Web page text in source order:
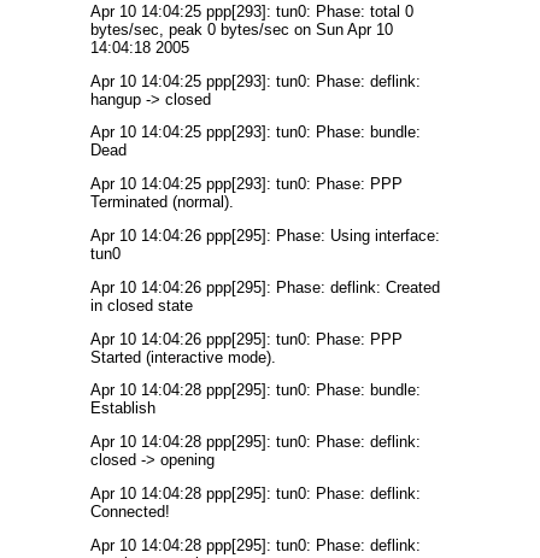
Apr 10 14:04:25 ppp[293]: tun0: Phase: total 0
bytes/sec, peak 0 bytes/sec on Sun Apr 10
14:04:18 2005
Apr 10 14:04:25 ppp[293]: tun0: Phase: deflink:
hangup -> closed
Apr 10 14:04:25 ppp[293]: tun0: Phase: bundle:
Dead
Apr 10 14:04:25 ppp[293]: tun0: Phase: PPP
Terminated (normal).
Apr 10 14:04:26 ppp[295]: Phase: Using interface:
tun0
Apr 10 14:04:26 ppp[295]: Phase: deflink: Created
in closed state
Apr 10 14:04:26 ppp[295]: tun0: Phase: PPP
Started (interactive mode).
Apr 10 14:04:28 ppp[295]: tun0: Phase: bundle:
Establish
Apr 10 14:04:28 ppp[295]: tun0: Phase: deflink:
closed -> opening
Apr 10 14:04:28 ppp[295]: tun0: Phase: deflink:
Connected!
Apr 10 14:04:28 ppp[295]: tun0: Phase: deflink: